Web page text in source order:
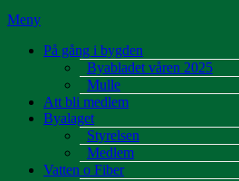
Meny
På gång i bygden
Byabladet våren 2025
Mulle
Att bli medlem
Byalaget
Styrelsen
Medlem
Vatten o Fiber